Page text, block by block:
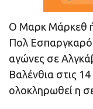
Ο Μαρκ Μάρκεθ
Πολ Εσπαργκαρό
αγώνες σε
Βαλένθια στις
ολοκληρωθεί η